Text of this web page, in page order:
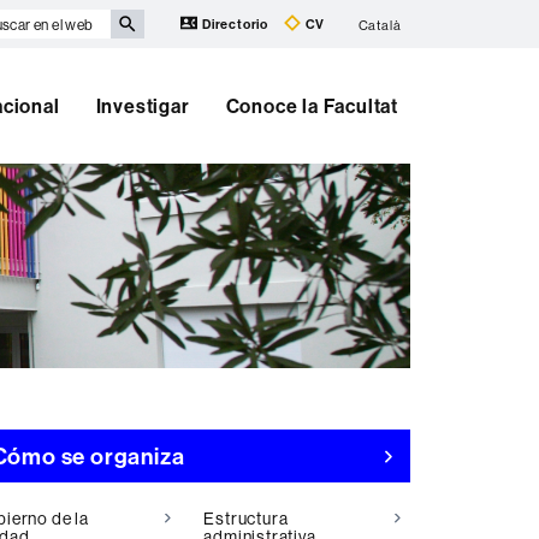
Directorio CV Català
Investigar Conoce la Facultat
se organiza
de la
Estructura